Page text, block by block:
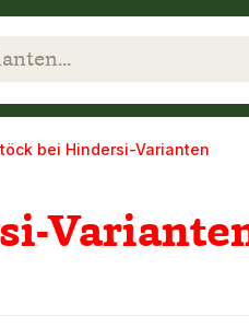
bei Hindersi-Varianten